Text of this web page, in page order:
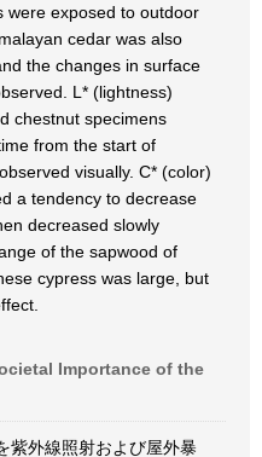
were exposed to outdoor
cedar was also
the changes in surface
L* (lightness)
chestnut specimens
from the start of
visually. C* (color)
a tendency to decrease
decreased slowly
of the sapwood of
cypress was large, but
Importance of the
紫外線照射および屋外暴